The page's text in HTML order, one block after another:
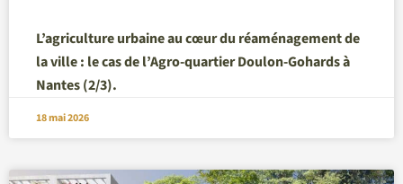
L’agriculture urbaine au cœur du réaménagement de
la ville : le cas de l’Agro-quartier Doulon-Gohards à
Nantes (2/3).
18 mai 2026